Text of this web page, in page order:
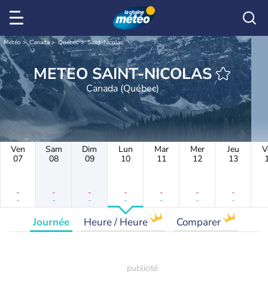
Météo Canada Québec Saint-Nicolas
METEO SAINT-NICOLAS
Canada (Québec)
Ven
07
-
-
Sam
08
-
-
Dim
09
-
-
Lun
10
-
-
Mar
11
-
-
Mer
12
-
-
Jeu
13
-
-
Journée Heure / Heure Comparer